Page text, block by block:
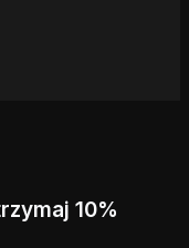
10%